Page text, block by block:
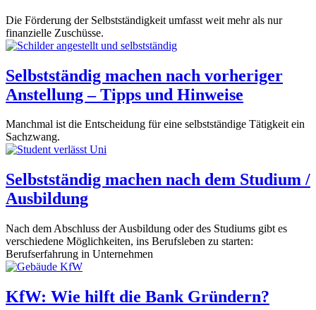
Die Förderung der Selbstständigkeit umfasst weit mehr als nur
finanzielle Zuschüsse.
Selbstständig machen nach vorheriger
Anstellung – Tipps und Hinweise
Manchmal ist die Entscheidung für eine selbstständige Tätigkeit ein
Sachzwang.
Selbstständig machen nach dem Studium /
Ausbildung
Nach dem Abschluss der Ausbildung oder des Studiums gibt es
verschiedene Möglichkeiten, ins Berufsleben zu starten:
Berufserfahrung in Unternehmen
KfW: Wie hilft die Bank Gründern?